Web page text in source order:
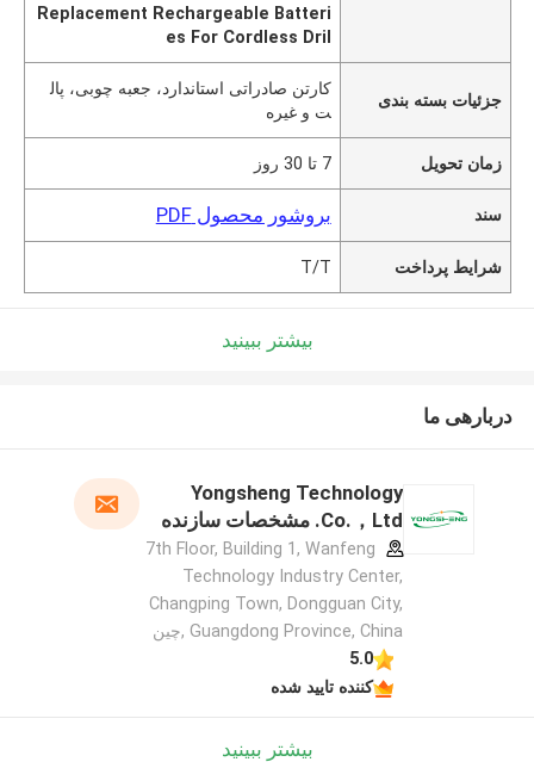
Replacement Rechargeable Batteri
es For Cordless Dril
جزئیات بسته بندی
کارتن صادراتی استاندارد، جعبه چوبی، پال
ت و غیره
زمان تحویل 7 تا 30 روز
سند بروشور محصول PDF
شرایط پرداخت T/T
بیشتر ببینید
دربارهی ما
Yongsheng Technology
Co.，Ltd. مشخصات سازنده
7th Floor, Building 1, Wanfeng
Technology Industry Center,
Changping Town, Dongguan City,
Guangdong Province, China ,چین
5.0
کننده تایید شده
بیشتر ببینید